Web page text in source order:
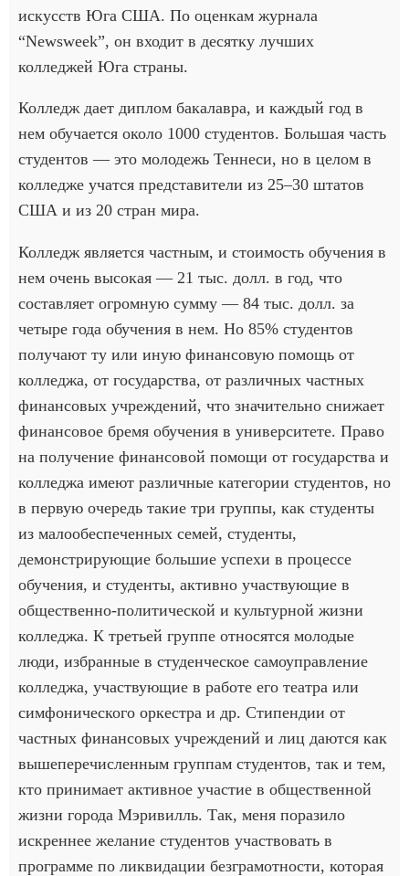
искусств Юга США. По оценкам журнала
“Newsweek”, он входит в десятку лучших
колледжей Юга страны.
Колледж дает диплом бакалавра, и каждый год в
нем обучается около 1000 студентов. Большая часть
студентов — это молодежь Теннеси, но в целом в
колледже учатся представители из 25–30 штатов
США и из 20 стран мира.
Колледж является частным, и стоимость обучения в
нем очень высокая — 21 тыс. долл. в год, что
составляет огромную сумму — 84 тыс. долл. за
четыре года обучения в нем. Но 85% студентов
получают ту или иную финансовую помощь от
колледжа, от государства, от различных частных
финансовых учреждений, что значительно снижает
финансовое бремя обучения в университете. Право
на получение финансовой помощи от государства и
колледжа имеют различные категории студентов, но
в первую очередь такие три группы, как студенты
из малообеспеченных семей, студенты,
демонстрирующие большие успехи в процессе
обучения, и студенты, активно участвующие в
общественно-политической и культурной жизни
колледжа. К третьей группе относятся молодые
люди, избранные в студенческое самоуправление
колледжа, участвующие в работе его театра или
симфонического оркестра и др. Стипендии от
частных финансовых учреждений и лиц даются как
вышеперечисленным группам студентов, так и тем,
кто принимает активное участие в общественной
жизни города Мэривилль. Так, меня поразило
искреннее желание студентов участвовать в
программе по ликвидации безграмотности, которая